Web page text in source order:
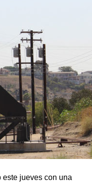
este jueves con una